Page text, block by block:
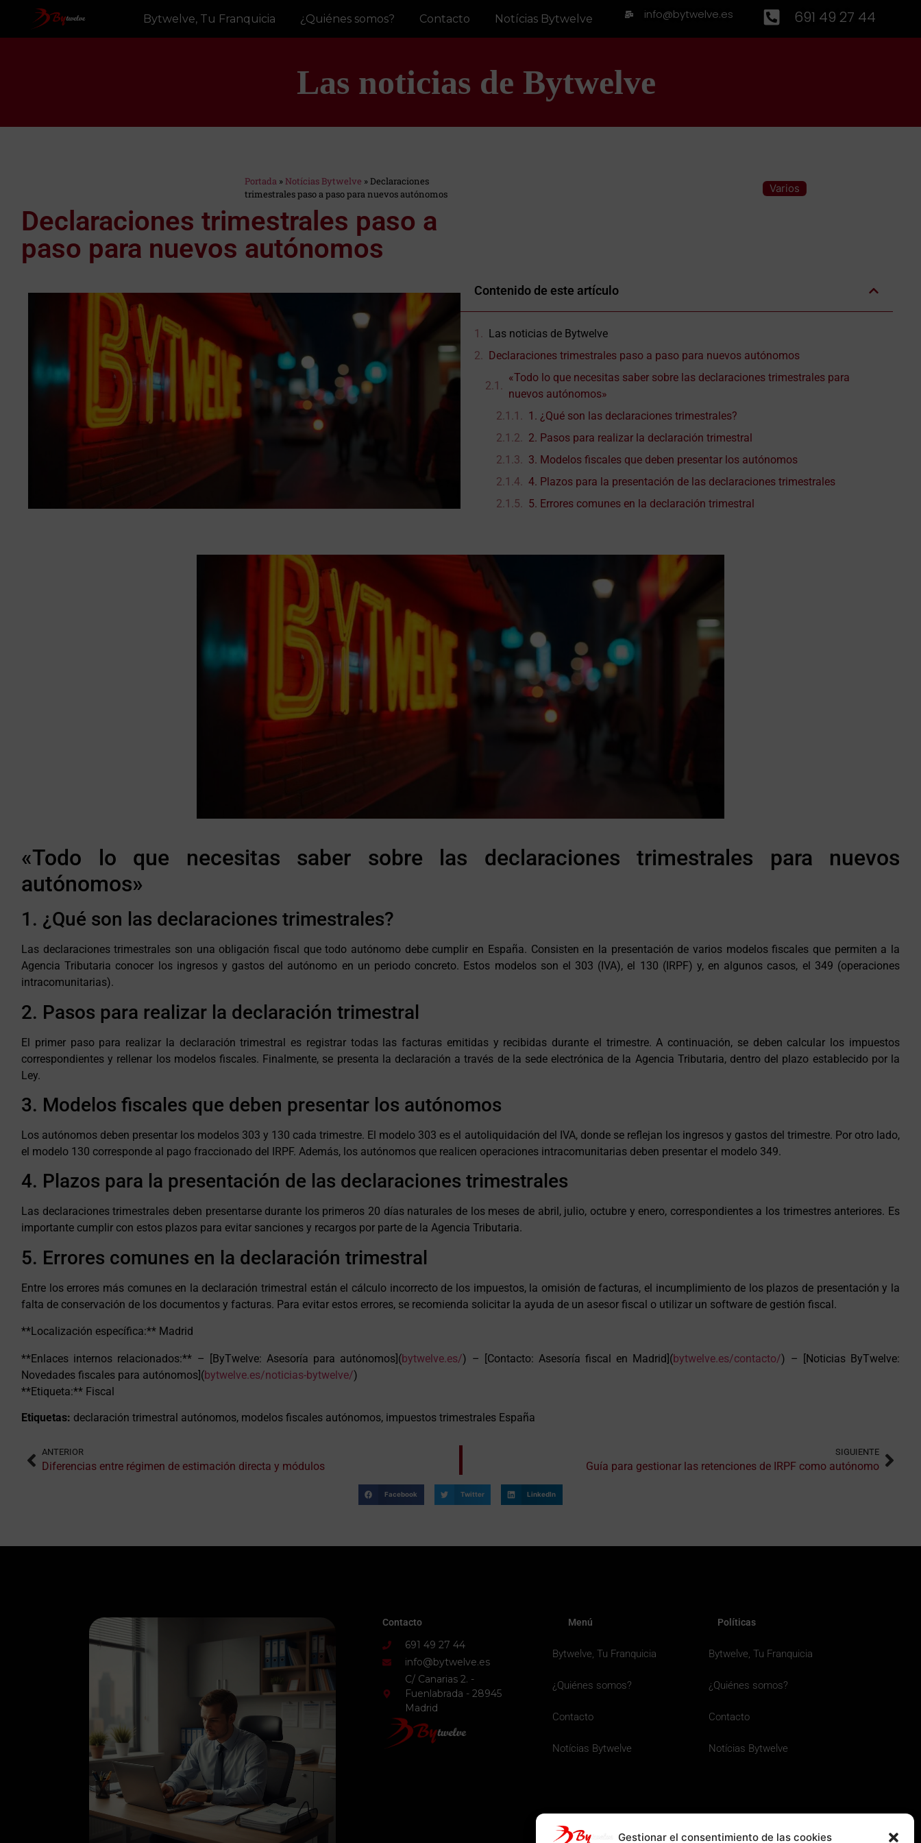
Gestionar el consentimiento de las cookies
Bytwelve, Tu Franquicia ¿Quiénes somos? Contacto Notícias Bytwelve info@bytwelve.es 691 49 27 44
Las noticias de Bytwelve
Portada»Notícias Bytwelve »Declaraciones
trimestrales paso a paso para nuevos autónomos
Varios
Declaraciones trimestrales paso a
paso para nuevos autónomos
Contenido de este artículo
Las noticias de Bytwelve
Declaraciones trimestrales paso a paso para nuevos autónomos
«Todo lo que necesitas saber sobre las declaraciones trimestrales para
nuevos autónomos»
1. ¿Qué son las declaraciones trimestrales?
2. Pasos para realizar la declaración trimestral
3. Modelos fiscales que deben presentar los autónomos
4. Plazos para la presentación de las declaraciones trimestrales
5. Errores comunes en la declaración trimestral
«Todo lo que necesitas saber sobre las declaraciones trimestrales para nuevos
autónomos»
1. ¿Qué son las declaraciones trimestrales?
Las declaraciones trimestrales son una obligación fiscal que todo autónomo debe cumplir en España. Consisten en la presentación de varios modelos fiscales que permiten a la
Agencia Tributaria conocer los ingresos y gastos del autónomo en un periodo concreto. Estos modelos son el 303 (IVA), el 130 (IRPF) y, en algunos casos, el 349 (operaciones
intracomunitarias).
2. Pasos para realizar la declaración trimestral
El primer paso para realizar la declaración trimestral es registrar todas las facturas emitidas y recibidas durante el trimestre. A continuación, se deben calcular los impuestos
correspondientes y rellenar los modelos fiscales. Finalmente, se presenta la declaración a través de la sede electrónica de la Agencia Tributaria, dentro del plazo establecido por la
Ley.
3. Modelos fiscales que deben presentar los autónomos
Los autónomos deben presentar los modelos 303 y 130 cada trimestre. El modelo 303 es el autoliquidación del IVA, donde se reflejan los ingresos y gastos del trimestre. Por otro lado,
el modelo 130 corresponde al pago fraccionado del IRPF. Además, los autónomos que realicen operaciones intracomunitarias deben presentar el modelo 349.
4. Plazos para la presentación de las declaraciones trimestrales
Las declaraciones trimestrales deben presentarse durante los primeros 20 días naturales de los meses de abril, julio, octubre y enero, correspondientes a los trimestres anteriores. Es
importante cumplir con estos plazos para evitar sanciones y recargos por parte de la Agencia Tributaria.
5. Errores comunes en la declaración trimestral
Entre los errores más comunes en la declaración trimestral están el cálculo incorrecto de los impuestos, la omisión de facturas, el incumplimiento de los plazos de presentación y la
falta de conservación de los documentos y facturas. Para evitar estos errores, se recomienda solicitar la ayuda de un asesor fiscal o utilizar un software de gestión fiscal.
**Localización específica:** Madrid
**Enlaces internos relacionados:** – [ByTwelve: Asesoría para autónomos](bytwelve.es/) – [Contacto: Asesoría fiscal en Madrid](bytwelve.es/contacto/) – [Noticias ByTwelve:
Novedades fiscales para autónomos](bytwelve.es/noticias-bytwelve/)
**Etiqueta:** Fiscal
Etiquetas: declaración trimestral autónomos, modelos fiscales autónomos, impuestos trimestrales España
ANTERIOR
Diferencias entre régimen de estimación directa y módulos
SIGUIENTE
Guía para gestionar las retenciones de IRPF como autónomo
Facebook Twitter LinkedIn
Contacto
691 49 27 44
info@bytwelve.es
C/ Canarias 2. -
Fuenlabrada - 28945
Madrid
Menú
Bytwelve, Tu Franquicia
¿Quiénes somos?
Contacto
Notícias Bytwelve
Políticas
Bytwelve, Tu Franquicia
¿Quiénes somos?
Contacto
Notícias Bytwelve